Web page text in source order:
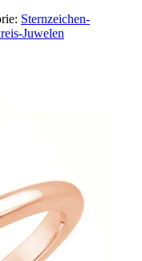
Sternzeichen-
Juwelen